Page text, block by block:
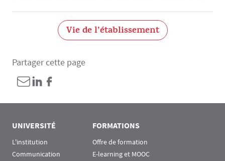
Vie de l’établissement
Partager cette page
UNIVERSITÉ
L'institution
Communication
FORMATIONS
Offre de formation
E-learning et MOOC